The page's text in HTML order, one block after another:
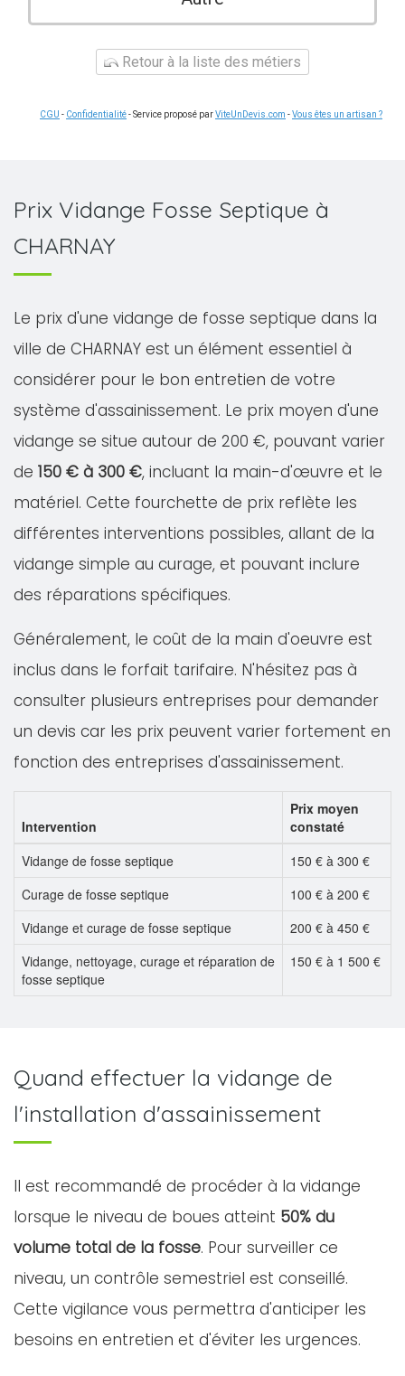
Retour à la liste des métiers
CGU - Confidentialité- Service proposé parViteUnDevis.com -Vous êtes un artisan ?
Prix Vidange Fosse Septique à
CHARNAY
Le prix d'une vidange de fosse septique dans la
ville de CHARNAY est un élément essentiel à
considérer pour le bon entretien de votre
système d'assainissement. Le prix moyen d'une
vidange se situe autour de 200 €, pouvant varier
de 150 € à 300 €, incluant la main-d'œuvre et le
matériel. Cette fourchette de prix reflète les
différentes interventions possibles, allant de la
vidange simple au curage, et pouvant inclure
des réparations spécifiques.
Généralement, le coût de la main d'oeuvre est
inclus dans le forfait tarifaire. N'hésitez pas à
consulter plusieurs entreprises pour demander
un devis car les prix peuvent varier fortement en
fonction des entreprises d'assainissement.
Intervention
Prix moyen
constaté
Vidange de fosse septique
150 € à 300 €
Curage de fosse septique
100 € à 200 €
Vidange et curage de fosse septique
200 € à 450 €
Vidange, nettoyage, curage et réparation de
fosse septique
150 € à 1 500 €
Quand effectuer la vidange de
l'installation d'assainissement
Il est recommandé de procéder à la vidange
lorsque le niveau de boues atteint 50% du
volume total de la fosse. Pour surveiller ce
niveau, un contrôle semestriel est conseillé.
Cette vigilance vous permettra d'anticiper les
besoins en entretien et d'éviter les urgences.